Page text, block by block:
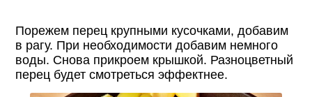
Порежем перец крупными кусочками, добавим
в рагу. При необходимости добавим немного
воды. Снова прикроем крышкой. Разноцветный
перец будет смотреться эффектнее.